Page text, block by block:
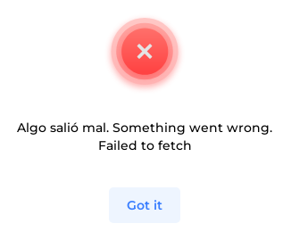
técnicos. Para comenzar,
elementos de marca. Incluso puedes
con tu contenido, nuestro
animadas con tu audiencia y
empresarios, puede usar el
planeas promocionar tus productos
con un video promocional
Algo salió mal. Something went wrong.
Failed to fetch
Got it